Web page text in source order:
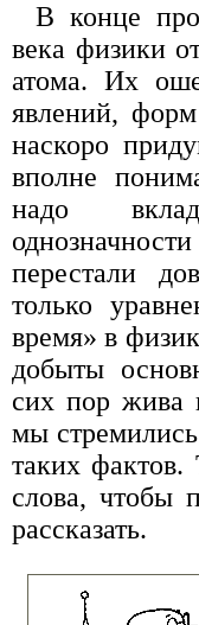
В конце
века физики
атома. Их
явлений,
наскоро
вполне
надо
перестали
только
время» в
добыты
сих пор жива
мы
таких фактов.
слова, чтобы
рассказать.